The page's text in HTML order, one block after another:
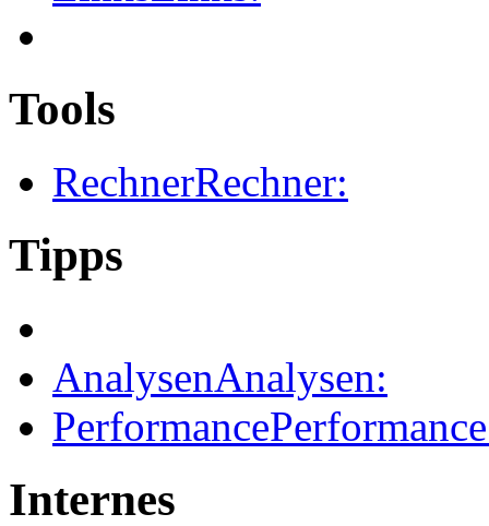
Tools
RechnerRechner:
Tipps
AnalysenAnalysen:
Performance
Internes